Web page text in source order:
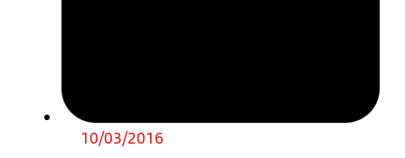
10/03/2016